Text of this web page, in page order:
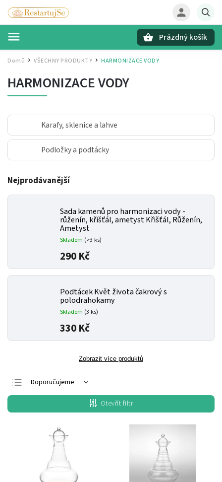
Prázdný košík
Domů / VŠECHNY PRODUKTY / HARMONIZACE VODY
HARMONIZACE VODY
Karafy, sklenice a lahve
Podložky a podtácky
Nejprodávanější
Sada kamenů pro harmonizaci vody -
růženín, křišťál, ametystKřišťál, Růženín,
Ametyst
Skladem (>3 ks)
290 Kč
Podtácek Květ života čakrový s
polodrahokamy
Skladem (3 ks)
330 Kč
Zobrazit více produktů
Doporučujeme
Nejlevnější
Nejdražší
Nejprodávanější
Abecedně
Otevřít filtr